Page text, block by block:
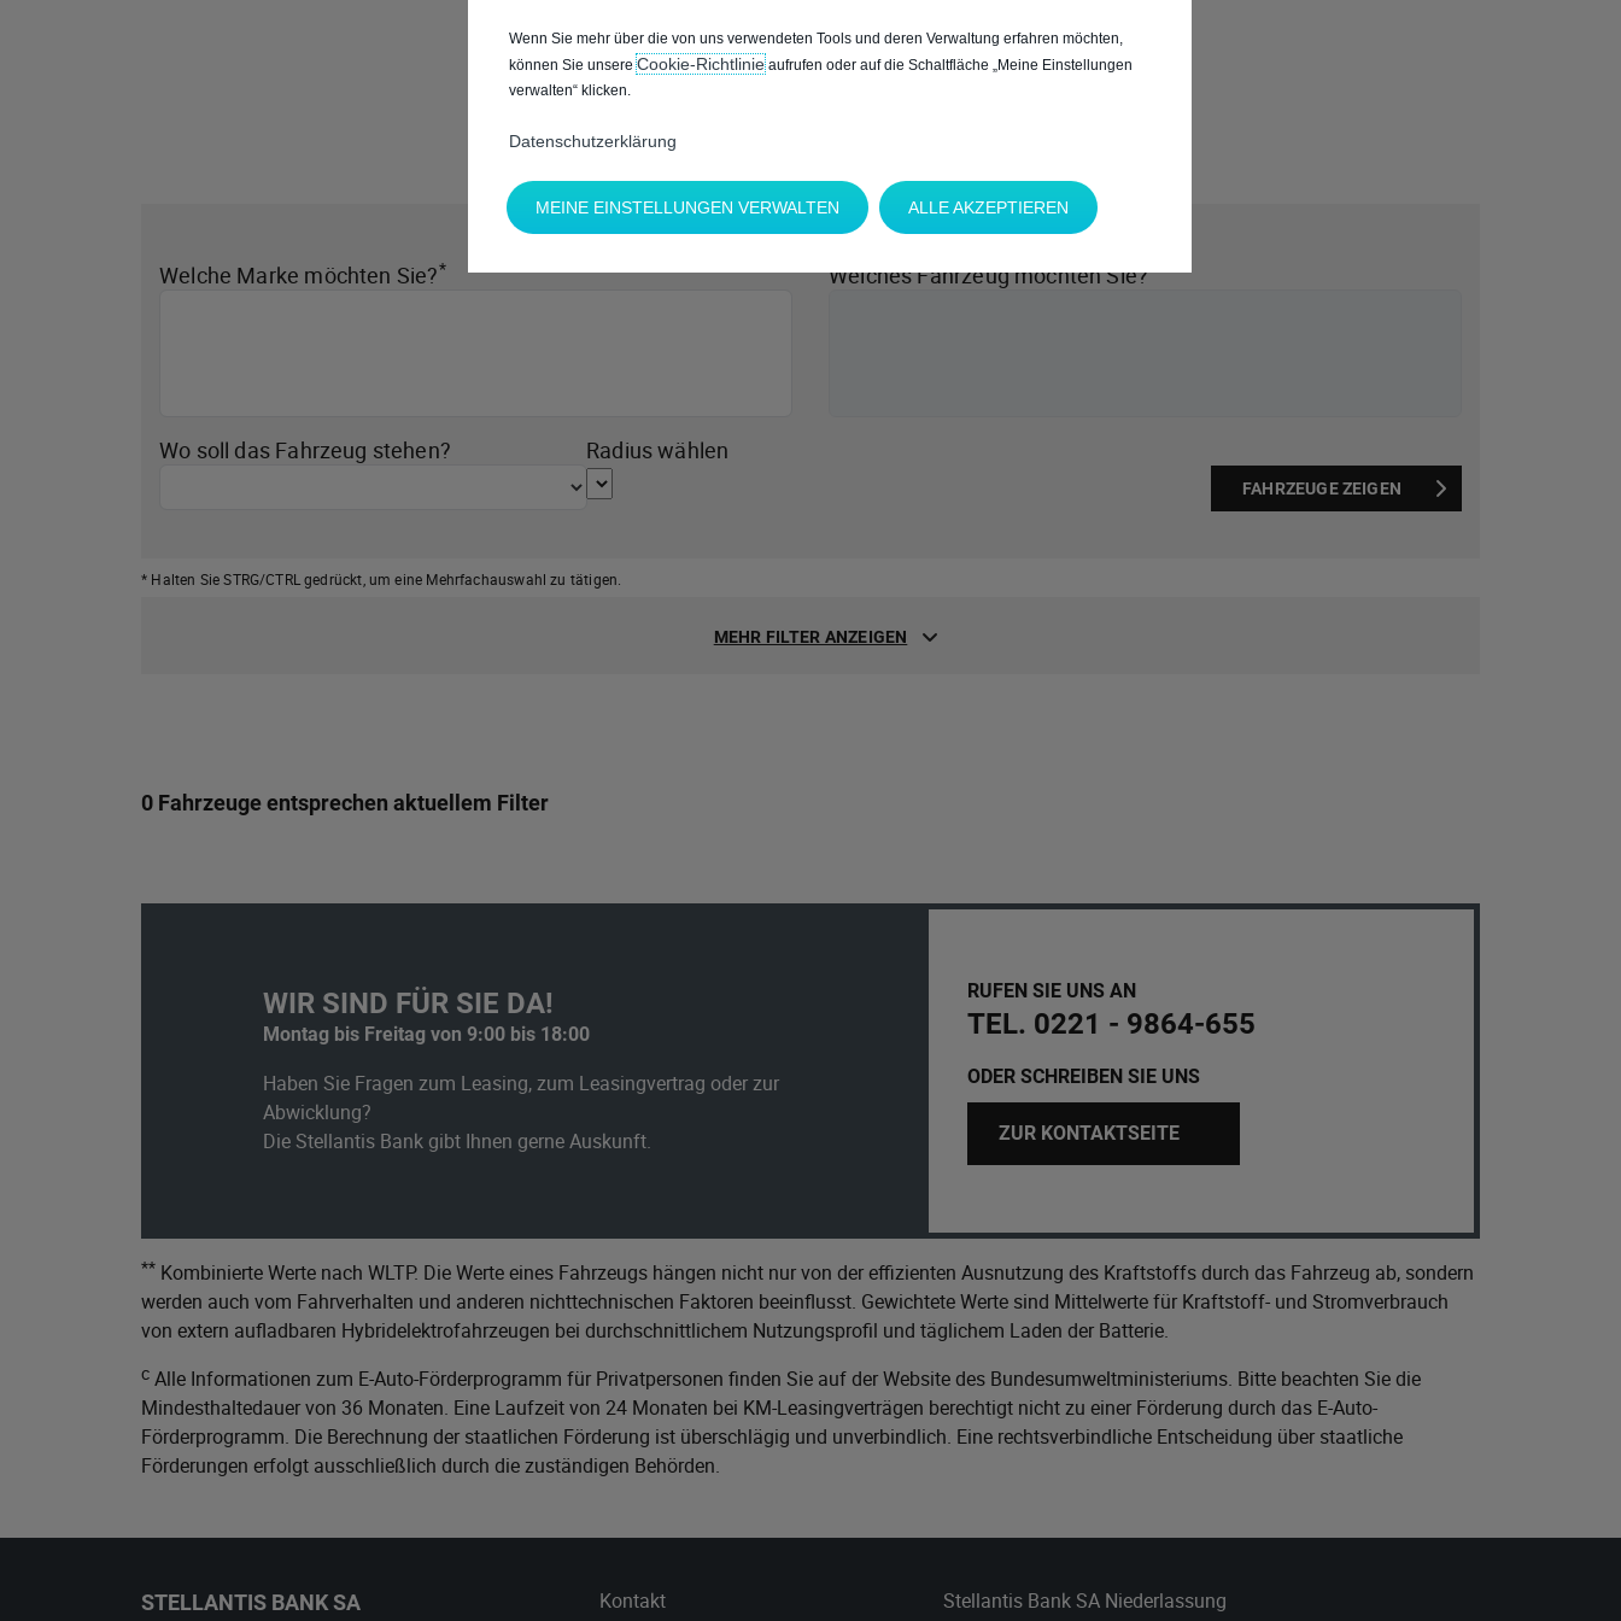
Welche Marke möchten Sie?* Welches Fahrzeug möchten Sie?*
Wo soll das Fahrzeug stehen? Radius wählen
FAHRZEUGE ZEIGEN
* Halten Sie STRG/CTRL gedrückt, um eine Mehrfachauswahl zu tätigen.
MEHR FILTER ANZEIGEN
0 Fahrzeuge entsprechen aktuellem Filter
WIR SIND FÜR SIE DA!
Montag bis Freitag von 9:00 bis 18:00
Haben Sie Fragen zum Leasing, zum Leasingvertrag oder zur
Abwicklung?
Die Stellantis Bank gibt Ihnen gerne Auskunft.
RUFEN SIE UNS AN
TEL. 0221 - 9864-655
ODER SCHREIBEN SIE UNS
ZUR KONTAKTSEITE
** Kombinierte Werte nach WLTP. Die Werte eines Fahrzeugs hängen nicht nur von der effizienten Ausnutzung des Kraftstoffs durch das Fahrzeug ab, sondern
werden auch vom Fahrverhalten und anderen nichttechnischen Faktoren beeinflusst. Gewichtete Werte sind Mittelwerte für Kraftstoff- und Stromverbrauch
von extern aufladbaren Hybridelektrofahrzeugen bei durchschnittlichem Nutzungsprofil und täglichem Laden der Batterie.
c Alle Informationen zum E-Auto-Förderprogramm für Privatpersonen finden Sie auf der Website des Bundesumweltministeriums. Bitte beachten Sie die
Mindesthaltedauer von 36 Monaten. Eine Laufzeit von 24 Monaten bei KM-Leasingverträgen berechtigt nicht zu einer Förderung durch das E-Auto-
Förderprogramm. Die Berechnung der staatlichen Förderung ist überschlägig und unverbindlich. Eine rechtsverbindliche Entscheidung über staatliche
Förderungen erfolgt ausschließlich durch die zuständigen Behörden.
STELLANTIS BANK SA
Kontakt
Stellantis Bank SA Niederlassung
Wenn Sie mehr über die von uns verwendeten Tools und deren Verwaltung erfahren möchten,
können Sie unsereCookie‑Richtlinieaufrufen oder auf die Schaltfläche „Meine Einstellungen
verwalten“ klicken.
Datenschutzerklärung
MEINE EINSTELLUNGEN VERWALTEN ALLE AKZEPTIEREN